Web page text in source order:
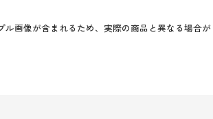
画像が含まれるため、実際の商品と異なる場合が